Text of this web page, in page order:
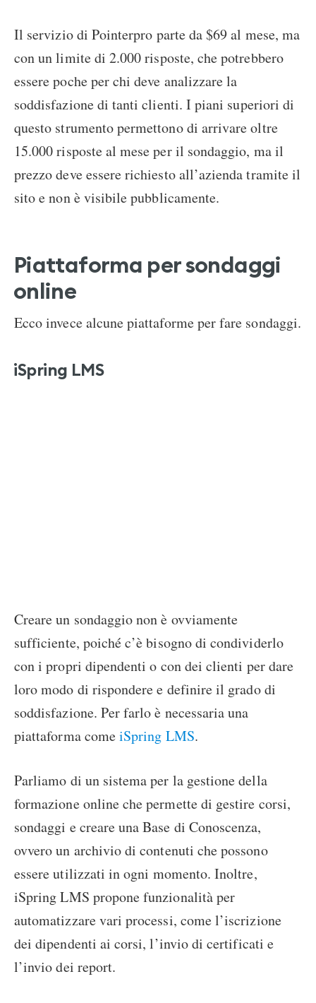
Il servizio di Pointerpro parte da $69 al mese, ma
con un limite di 2.000 risposte, che potrebbero
essere poche per chi deve analizzare la
soddisfazione di tanti clienti. I piani superiori di
questo strumento permettono di arrivare oltre
15.000 risposte al mese per il sondaggio, ma il
prezzo deve essere richiesto all’azienda tramite il
sito e non è visibile pubblicamente.
Piattaforma per sondaggi
online
Ecco invece alcune piattaforme per fare sondaggi.
iSpring LMS
Creare un sondaggio non è ovviamente
sufficiente, poiché c’è bisogno di condividerlo
con i propri dipendenti o con dei clienti per dare
loro modo di rispondere e definire il grado di
soddisfazione. Per farlo è necessaria una
piattaforma comeiSpring LMS.
Parliamo di un sistema per la gestione della
formazione online che permette di gestire corsi,
sondaggi e creare una Base di Conoscenza,
ovvero un archivio di contenuti che possono
essere utilizzati in ogni momento. Inoltre,
iSpring LMS propone funzionalità per
automatizzare vari processi, come l’iscrizione
dei dipendenti ai corsi, l’invio di certificati e
l’invio dei report.